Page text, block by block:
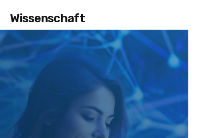
Wissenschaft